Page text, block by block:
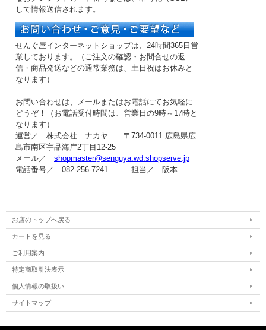
して情報送信されます。
せんぐ屋インターネットショップは、24時間365日営
業しております。（ご注文の確認・お問合せの返
信・商品発送などの通常業務は、土日祝はお休みと
なります）
お問い合わせは、メールまたはお電話にてお気軽に
どうぞ！（お電話受付時間は、 営業日の9時～17時と
なります）
運営／ 株式会社 ナカヤ 〒734-0011 広島県広
島市南区宇品海岸2丁目12-25
メール／ shopmaster@senguya.wd.shopserve.jp
電話番号／ 082-256-7241 担当／ 阪本
お店のトップへ戻る
カートを見る
ご利用案内
特定商取引法表示
個人情報の取扱い
サイトマップ